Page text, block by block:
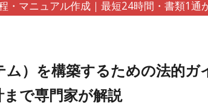
・マニュアル作成｜最短24時間・書類1通
）を構築するための法的ガ
まで専門家が解説